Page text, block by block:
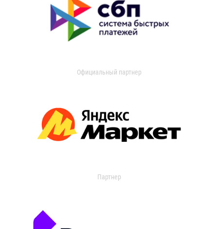
Официальный партнер
Партнер